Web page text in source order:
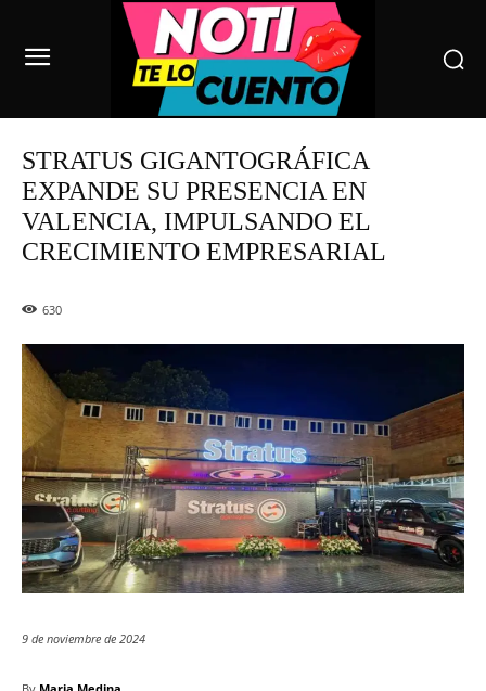
STRATUS GIGANTOGRÁFICA
EXPANDE SU PRESENCIA EN
VALENCIA, IMPULSANDO EL
CRECIMIENTO EMPRESARIAL
630
9 de noviembre de 2024